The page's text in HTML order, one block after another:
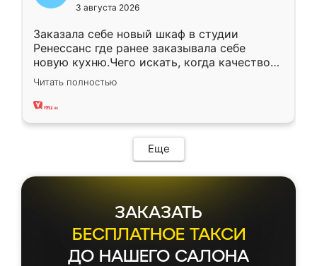
3 августа 2026
Заказала себе новый шкаф в студии
Ренессанс где ранее заказывала себе
новую кухню.Чего искать, когда качеством
вполне довольна. Служит кухня уже почти
два года, нареканий нет.
Читать полностью
Еще
ЗАКАЗАТЬ
БЕСПЛАТНОЕ ТАКСИ
ДО НАШЕГО САЛОНА